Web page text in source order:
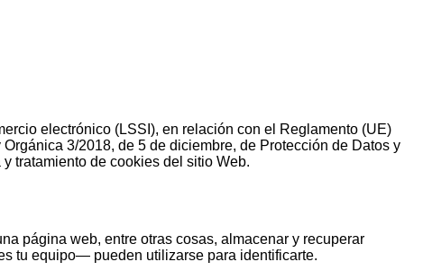
electrónico (LSSI), en relación con el Reglamento (UE)
3/2018, de 5 de diciembre, de Protección de Datos y
tratamiento de cookies del sitio Web.
página web, entre otras cosas, almacenar y recuperar
tu equipo— pueden utilizarse para identificarte.